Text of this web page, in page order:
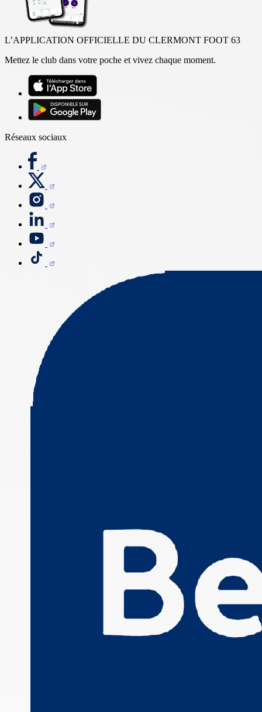
L’APPLICATION OFFICIELLE DU CLERMONT FOOT 63
Mettez le club dans votre poche et vivez chaque moment.
Réseaux sociaux